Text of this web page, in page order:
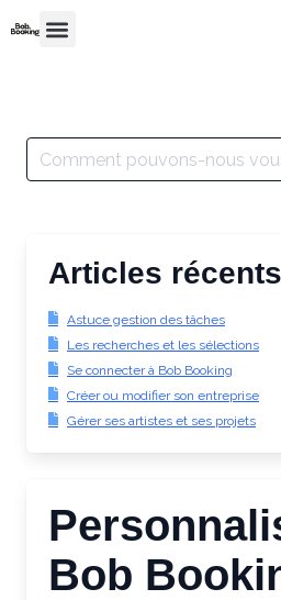
Articles récents
Astuce gestion des tâches
Les recherches et les sélections
Se connecter à Bob Booking
Créer ou modifier son entreprise
Gérer ses artistes et ses projets
Bob